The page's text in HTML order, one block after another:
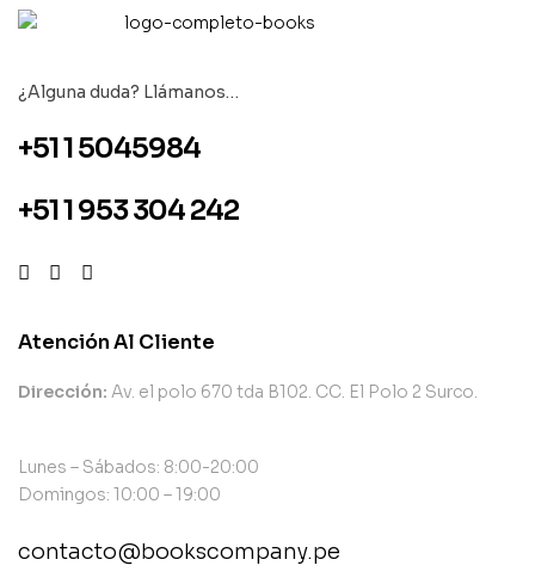
¿Alguna duda? Llámanos…
+51 1 5045984
+51 1 953 304 242
Atención Al Cliente
Dirección: Av. el polo 670 tda B102. CC. El Polo 2 Surco.
Lunes – Sábados: 8:00-20:00
Domingos: 10:00 – 19:00
contacto@bookscompany.pe